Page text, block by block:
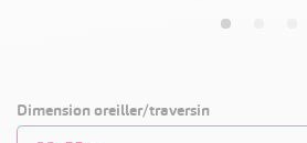
Dimension oreiller/traversin